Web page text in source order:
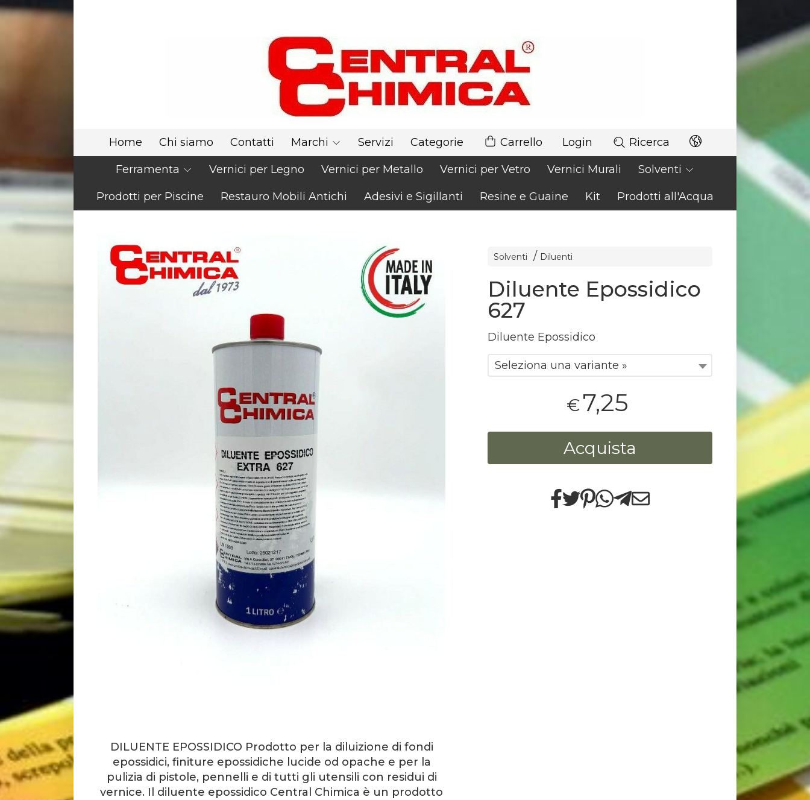
Home Chi siamo Contatti Marchi Servizi Categorie Carrello Login Ricerca
Ferramenta Vernici per Legno Vernici per Metallo Vernici per Vetro Vernici Murali Solventi
Prodotti per Piscine Restauro Mobili Antichi Adesivi e Sigillanti Resine e Guaine Kit Prodotti all'Acqua
​DILUENTE EPOSSIDICO Prodotto per la diluizione di fondi
epossidici, finiture epossidiche lucide od opache e per la
pulizia di pistole, pennelli e di tutti gli utensili con residui di
vernice. Il diluente epossidico Central Chimica è un prodotto
Solventi Diluenti
Diluente Epossidico
627
Diluente Epossidico
Seleziona una variante »
€7,25
Acquista